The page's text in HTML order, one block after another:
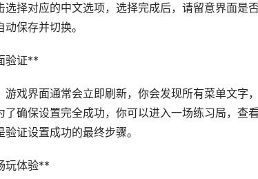
选择对应的中文选项，选择完成后，请留意界面是
保存并切换。
验证**
游戏界面通常会立即刷新，你会发现所有菜单文字
了确保设置完全成功，你可以进入一场练习局，查
证设置成功的最终步骤。
玩体验**